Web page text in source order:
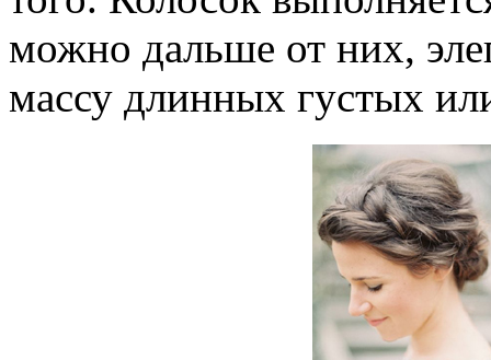
можно дальше от них,
массу длинных густых